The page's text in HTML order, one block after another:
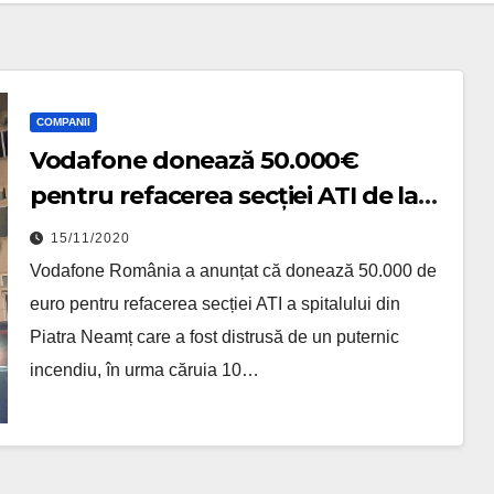
COMPANII
Vodafone donează 50.000€
pentru refacerea secției ATI de la
Piatra Neamț
15/11/2020
Vodafone România a anunțat că donează 50.000 de
euro pentru refacerea secției ATI a spitalului din
Piatra Neamț care a fost distrusă de un puternic
incendiu, în urma căruia 10…